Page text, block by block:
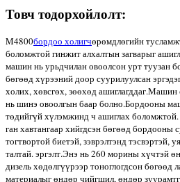
Товч тодорхойлолт:
M4800бордоо холигчөрөмдлөгийн
боломжтой гинжит алхалтын загварыг
машин нь урьдчилан овоолсон урт туузан
бөгөөд хүрээний доор суурилуулсан
холих, хөвсгөх, зөөхөд ашиглагддаг.Машин
нь шинэ овоолгын баар болно.Бордооны
төдийгүй хүлэмжинд ч ашиглах
ган хавтангаар хийгдсэн бөгөөд бордооны
тогтвортой биетэй, зэврэлтэнд тэсвэртэй,
талтай. эргэлт.Энэ нь 260 морины хүчтэй
дизель хөдөлгүүрээр тоноглогдсон бөгөөд
материалыг өндөр чийгшил, өндөр